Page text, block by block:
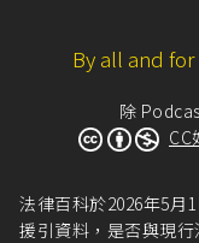
By all and
除
法律百科於2026年5月
援引資料，是否與現行